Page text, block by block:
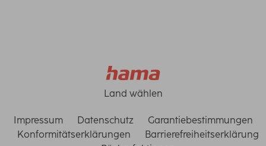
Land wählen
Impressum Datenschutz
Garantiebestimmungen
Konformitätserklärungen
Barrierefreiheitserklärung